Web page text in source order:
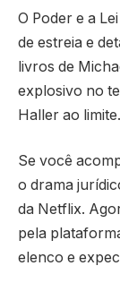
O Poder e a
de estreia e
livros de
explosivo no
Haller ao limite.
Se você
o drama
da Netflix.
pela
elenco e